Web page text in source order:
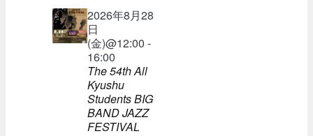
2026年8月28
日
(金)@12:00 -
16:00
The 54th All
Kyushu
Students BIG
BAND JAZZ
FESTIVAL